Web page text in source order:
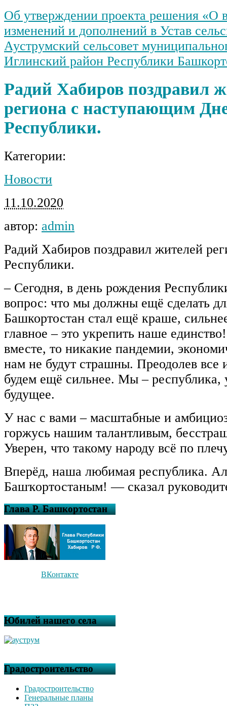
Об утверждении проекта решения «О
изменений и дополнений в Устав
Ауструмский сельсовет
Иглинский район Республики
Радий Хабиров поздравил
региона с наступающим
Республики.
Категории:
Новости
11.10.2020
автор: admin
Радий Хабиров поздравил жителей
Республики.
– Сегодня, в день рождения
вопрос: что мы должны ещё сделать
Башкортостан стал ещё краше,
главное – это укрепить наше
вместе, то никакие пандемии,
нам не будут страшны. Преодолев все
будем ещё сильнее. Мы – республика,
будущее.
У нас с вами – масштабные и
горжусь нашим талантливым,
Уверен, что такому народу всё по
Вперёд, наша любимая республика.
Башҡортостаным! — сказал
Глава Р. Башкортостан
ВКонтакте
Юбилей нашего села
Градостроительство
Градостроительство
Генеральные планы